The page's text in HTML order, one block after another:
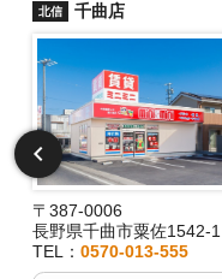
北信 千曲店
〒387-0006
長野県千曲市粟佐1542-1
TEL： 0570-013-555